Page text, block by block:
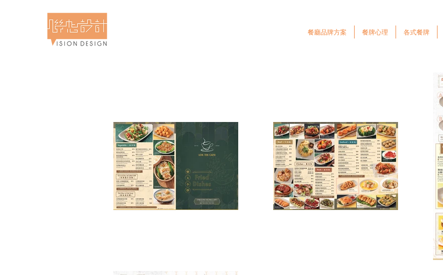
食物攝影專門店 - 聯想設計
Food Photography - Vision Design
餐廳品牌方案 餐牌心理 各式餐牌